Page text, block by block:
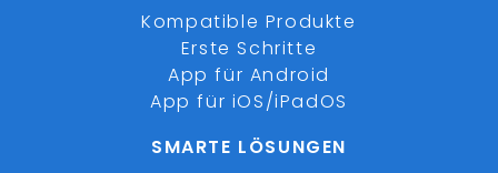
Kompatible Produkte
Erste Schritte
App für Android
App für iOS/iPadOS
SMARTE LÖSUNGEN